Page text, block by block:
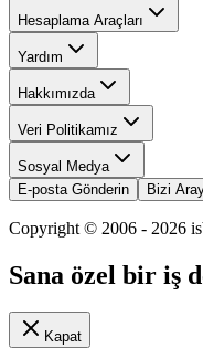
Hesaplama Araçları
Yardım
Hakkımızda
Veri Politikamız
Sosyal Medya
E-posta Gönderin
Bizi
Copyright © 2006 - 2026
Sana özel bir iş
Kapat